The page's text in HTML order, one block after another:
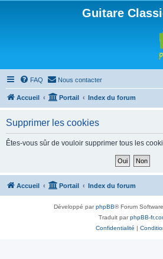
Guitare
FAQ Nous contacter
Accueil Portail Index du forum
Supprimer les cookies
Êtes-vous sûr de vouloir supprimer tous les
Accueil Portail Index du forum
Développé parphpBB® Forum
Traduit parphpBB-
Confidentialité |